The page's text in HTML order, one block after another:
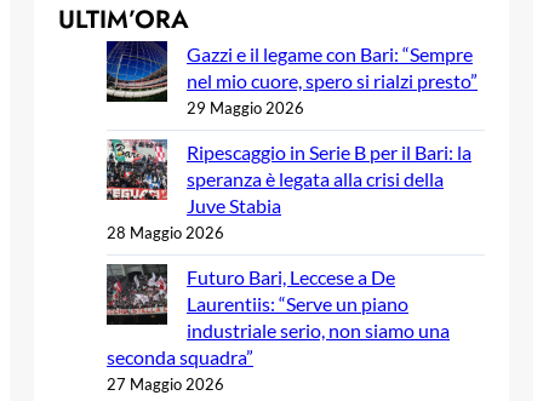
ULTIM’ORA
Gazzi e il legame con Bari: “Sempre
nel mio cuore, spero si rialzi presto”
29 Maggio 2026
Ripescaggio in Serie B per il Bari: la
speranza è legata alla crisi della
Juve Stabia
28 Maggio 2026
Futuro Bari, Leccese a De
Laurentiis: “Serve un piano
industriale serio, non siamo una
seconda squadra”
27 Maggio 2026